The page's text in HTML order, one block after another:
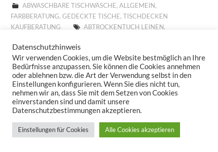
ABWASCHBARE TISCHWÄSCHE, ALLGEMEIN ,
FARBBERATUNG,GEDECKTE TISCHE,TISCHDECKEN
KAUFBERATUNG
ABTROCKENTUCH LEINEN,
ABTROCKENTÜCHER SANDER
ABWASCHBARE TISCHSETS,ABWASCHBARE TISCHWÄSCHE,
ABWASCHBARES TISCHSET ,ABWASCHBARES TISCHTUCH,
ABWASCHTUCH SANDER
ABWASCHTÜCHER SANDER
ABWISCHBARE TISCHDECKE, ABWISCHBARE TISCHDECKEN
ABWISCHBARE TISCHLÄUFER,ABWISCHBARE TISCHTÜCHER
ABWISCHBARES TISCHTUCH,ALLROUND BASKET FRÜHLING
ALLROUND BASKET GOBELIN,ALLROUND BASKET
WEIHNACHTEN,ALLTAGSTISCHDECKE,AUFLEGER GOBELIN
Datenschutzhinweis
Wir verwenden Cookies, um die Website bestmöglich an Ihre
Bedürfnisse anzupassen. Sie können die Cookies annehmen
oder ablehnen bzw. die Art der Verwendung selbst in den
Einstellungen konfigurieren. Wenn Sie dies nicht tun,
nehmen wir an, dass Sie mit dem Setzen von Cookies
einverstanden sind und damit unsere
Datenschutzbestimmungen akzeptieren.
Einstellungen für Cookies Alle Cookies akzeptieren